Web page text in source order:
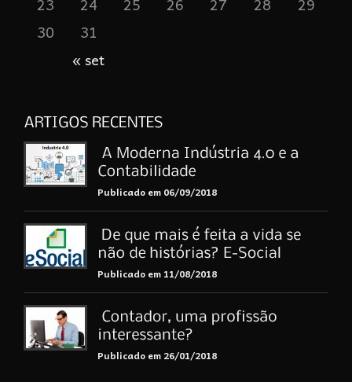
« set
23
24 25 26 27 28
29
30
31
Publicado em 06/09/2018
Publicado em 11/08/2018
Publicado em 26/01/2018